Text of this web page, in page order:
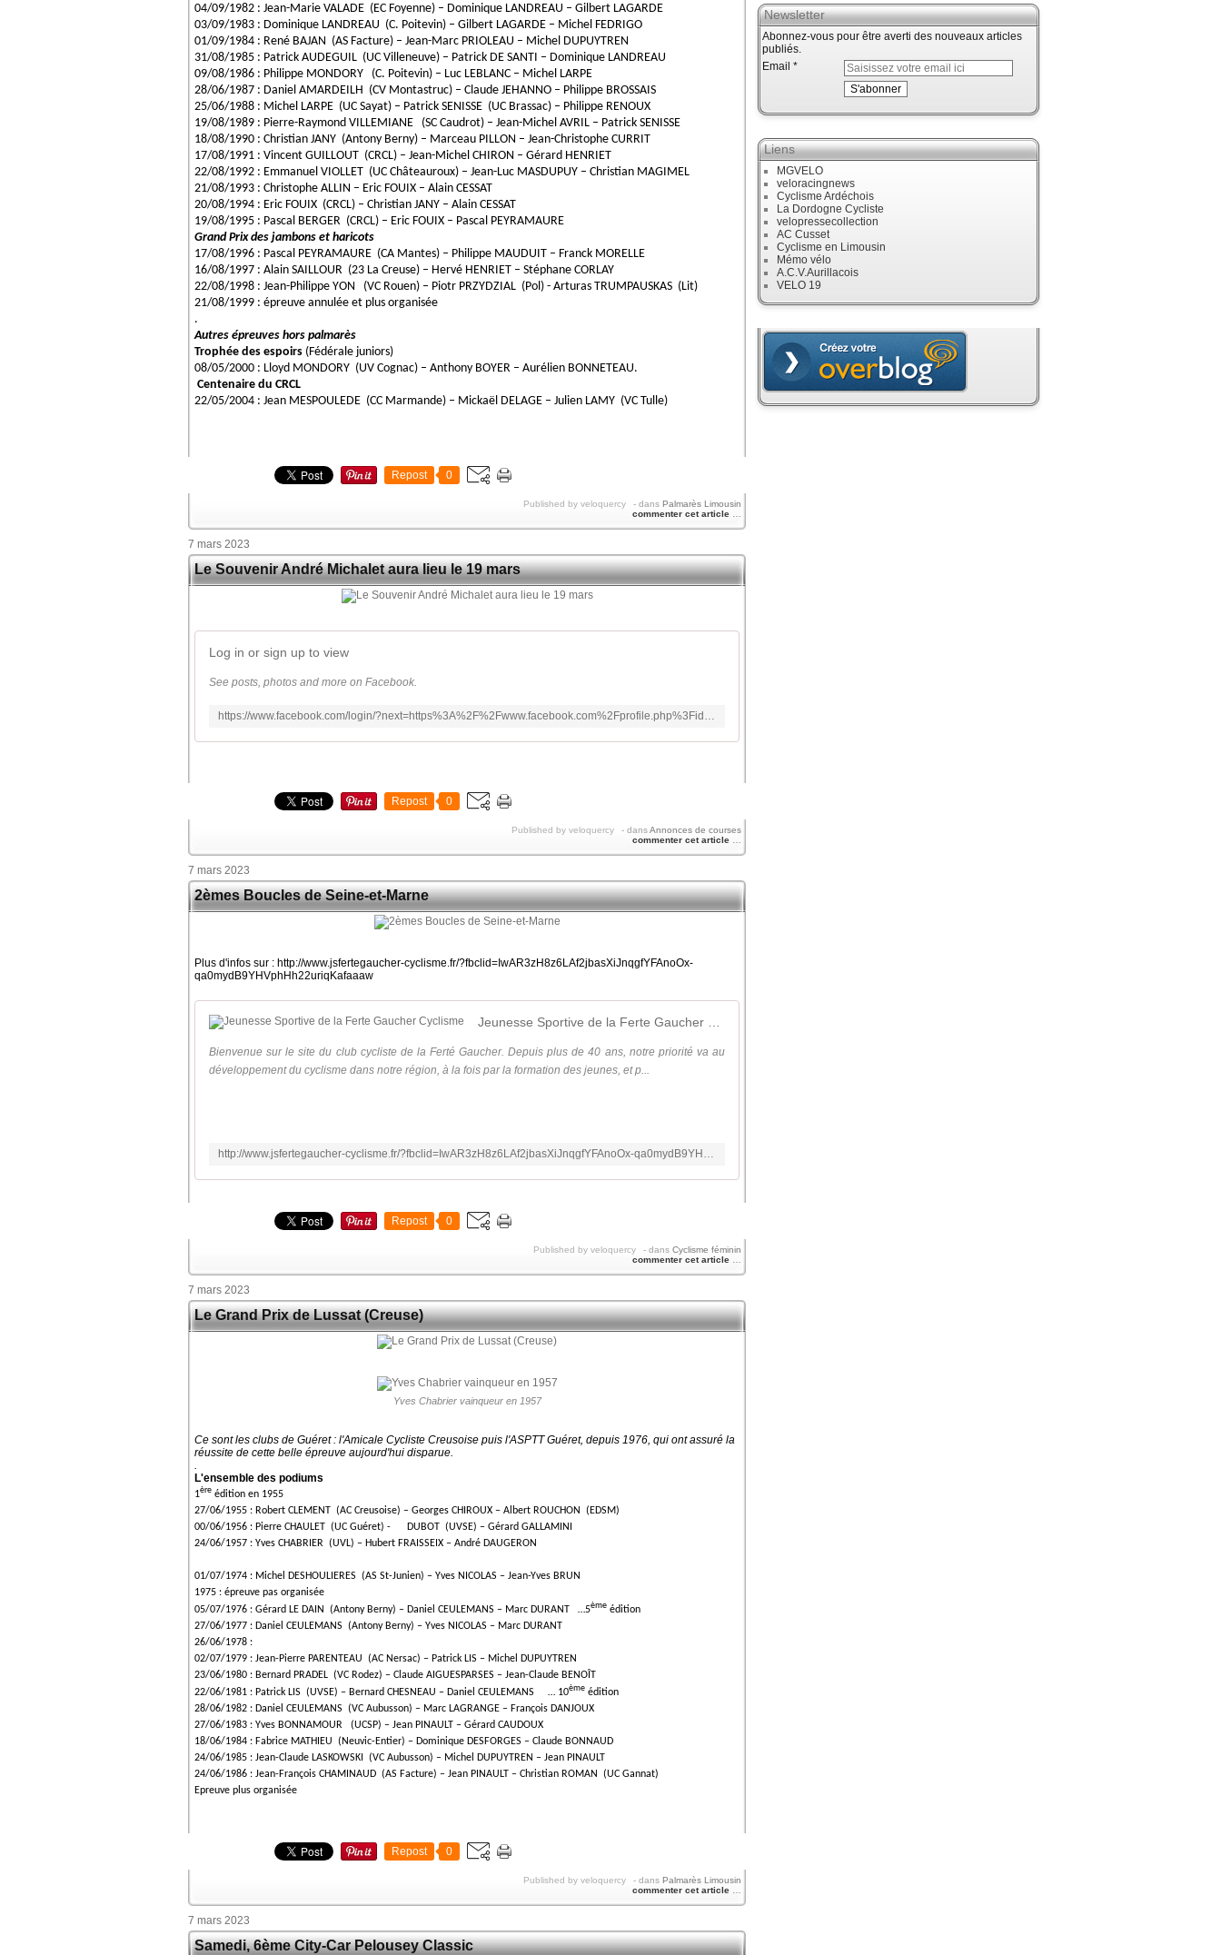
04/09/1982 : Jean-Marie VALADE (EC Foyenne) – Dominique LANDREAU – Gilbert LAGARDE
03/09/1983 : Dominique LANDREAU (C. Poitevin) – Gilbert LAGARDE – Michel FEDRIGO
01/09/1984 : René BAJAN (AS Facture) – Jean-Marc PRIOLEAU – Michel DUPUYTREN
31/08/1985 : Patrick AUDEGUIL (UC Villeneuve) – Patrick DE SANTI – Dominique LANDREAU
09/08/1986 : Philippe MONDORY (C. Poitevin) – Luc LEBLANC – Michel LARPE
28/06/1987 : Daniel AMARDEILH (CV Montastruc) – Claude JEHANNO – Philippe BROSSAIS
25/06/1988 : Michel LARPE (UC Sayat) – Patrick SENISSE (UC Brassac) – Philippe RENOUX
19/08/1989 : Pierre-Raymond VILLEMIANE (SC Caudrot) – Jean-Michel AVRIL – Patrick SENISSE
18/08/1990 : Christian JANY (Antony Berny) – Marceau PILLON – Jean-Christophe CURRIT
17/08/1991 : Vincent GUILLOUT (CRCL) – Jean-Michel CHIRON – Gérard HENRIET
22/08/1992 : Emmanuel VIOLLET (UC Châteauroux) – Jean-Luc MASDUPUY – Christian MAGIMEL
21/08/1993 : Christophe ALLIN – Eric FOUIX – Alain CESSAT
20/08/1994 : Eric FOUIX (CRCL) – Christian JANY – Alain CESSAT
19/08/1995 : Pascal BERGER (CRCL) – Eric FOUIX – Pascal PEYRAMAURE
Grand Prix des jambons et haricots
17/08/1996 : Pascal PEYRAMAURE (CA Mantes) – Philippe MAUDUIT – Franck MORELLE
16/08/1997 : Alain SAILLOUR (23 La Creuse) – Hervé HENRIET – Stéphane CORLAY
22/08/1998 : Jean-Philippe YON (VC Rouen) – Piotr PRZYDZIAL (Pol) - Arturas TRUMPAUSKAS (Lit)
21/08/1999 : épreuve annulée et plus organisée
.
Autres épreuves hors palmarès
Trophée des espoirs (Fédérale juniors)
08/05/2000 : Lloyd MONDORY (UV Cognac) – Anthony BOYER – Aurélien BONNETEAU.
Centenaire du CRCL
22/05/2004 : Jean MESPOULEDE (CC Marmande) – Mickaël DELAGE – Julien LAMY (VC Tulle)
Repost 0
Published by veloquercy - dans Palmarès Limousin
commenter cet article
7 mars 2023
Le Souvenir André Michalet aura lieu le 19 mars
Log in or sign up to view
See posts, photos and more on Facebook.
Repost 0
Published by veloquercy - dansAnnonces de courses
commenter cet article
7 mars 2023
2èmes Boucles de Seine-et-Marne
Plus d'infos sur : http://www.jsfertegaucher-cyclisme.fr/?fbclid=IwAR3zH8z6LAf2jbasXiJnqgfYFAnoOx-
qa0mydB9YHVphHh22uriqKafaaaw
Bienvenue sur le site du club cycliste de la Ferté Gaucher. Depuis plus de 40 ans, notre priorité va au
développement du cyclisme dans notre région, à la fois par la formation des jeunes, et p...
Repost 0
Published by veloquercy - dans Cyclisme féminin
commenter cet article
7 mars 2023
Le Grand Prix de Lussat (Creuse)
Yves Chabrier vainqueur en 1957
Ce sont les clubs de Guéret : l'Amicale Cycliste Creusoise puis l'ASPTT Guéret, depuis 1976, qui ont assuré la
réussite de cette belle épreuve aujourd'hui disparue.
L'ensemble des podiums
1ère édition en 1955
27/06/1955 : Robert CLEMENT (AC Creusoise) – Georges CHIROUX – Albert ROUCHON (EDSM)
00/06/1956 : Pierre CHAULET (UC Guéret) - DUBOT (UVSE) – Gérard GALLAMINI
24/06/1957 : Yves CHABRIER (UVL) – Hubert FRAISSEIX – André DAUGERON
01/07/1974 : Michel DESHOULIERES (AS St-Junien) – Yves NICOLAS – Jean-Yves BRUN
1975 : épreuve pas organisée
05/07/1976 : Gérard LE DAIN (Antony Berny) – Daniel CEULEMANS – Marc DURANT …5ème édition
27/06/1977 : Daniel CEULEMANS (Antony Berny) – Yves NICOLAS – Marc DURANT
26/06/1978 :
02/07/1979 : Jean-Pierre PARENTEAU (AC Nersac) – Patrick LIS – Michel DUPUYTREN
23/06/1980 : Bernard PRADEL (VC Rodez) – Claude AIGUESPARSES – Jean-Claude BENOÎT
22/06/1981 : Patrick LIS (UVSE) – Bernard CHESNEAU – Daniel CEULEMANS … 10ème édition
28/06/1982 : Daniel CEULEMANS (VC Aubusson) – Marc LAGRANGE – François DANJOUX
27/06/1983 : Yves BONNAMOUR (UCSP) – Jean PINAULT – Gérard CAUDOUX
18/06/1984 : Fabrice MATHIEU (Neuvic-Entier) – Dominique DESFORGES – Claude BONNAUD
24/06/1985 : Jean-Claude LASKOWSKI (VC Aubusson) – Michel DUPUYTREN – Jean PINAULT
24/06/1986 : Jean-François CHAMINAUD (AS Facture) – Jean PINAULT – Christian ROMAN (UC Gannat)
Epreuve plus organisée
Repost 0
Published by veloquercy - dans Palmarès Limousin
commenter cet article
7 mars 2023
Samedi, 6ème City-Car Pelousey Classic
Newsletter
Abonnez-vous pour être averti des nouveaux articles
publiés.
Email
Liens
MGVELO
veloracingnews
Cyclisme Ardéchois
La Dordogne Cycliste
velopressecollection
AC Cusset
Cyclisme en Limousin
Mémo vélo
A.C.V.Aurillacois
VELO 19